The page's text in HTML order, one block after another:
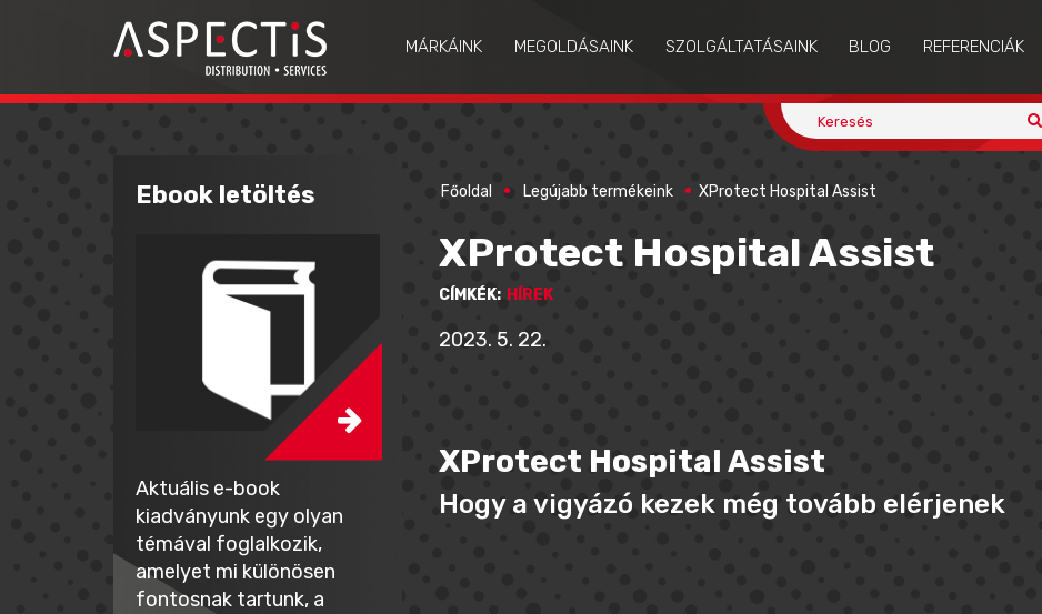
MÁRKÁINK MEGOLDÁSAINK SZOLGÁLTATÁSAINK BLOG REFERENCIÁK
Főoldal Legújabb termékeink XProtect Hospital Assist
Ebook letöltés
Aktuális e-book
kiadványunk egy olyan
témával foglalkozik,
amelyet mi különösen
fontosnak tartunk, a
XProtect Hospital Assist
CÍMKÉK: HÍREK
2023. 5. 22.
XProtect Hospital Assist
Hogy a vigyázó kezek még tovább elérjenek